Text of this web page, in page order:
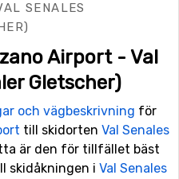
SENALES
Airport - Val
Gletscher)
och vägbeskrivning för
till skidorten Val Senales
är den för tillfället bäst
skidåkningen i Val Senales